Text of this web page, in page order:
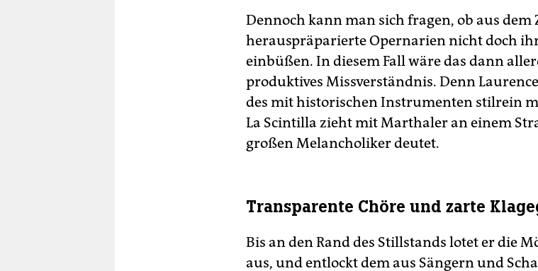
Dennoch kann man sich fragen, ob aus
herauspräparierte Opernarien nicht doch
einbüßen. In diesem Fall wäre das dann
produktives Missverständnis. Denn
des mit historischen Instrumenten stilrein
La Scintilla zieht mit Marthaler an einem
großen Melancholiker deutet.
Transparente Chöre und zarte
Bis an den Rand des Stillstands lotet er die
aus, und entlockt dem aus Sängern und